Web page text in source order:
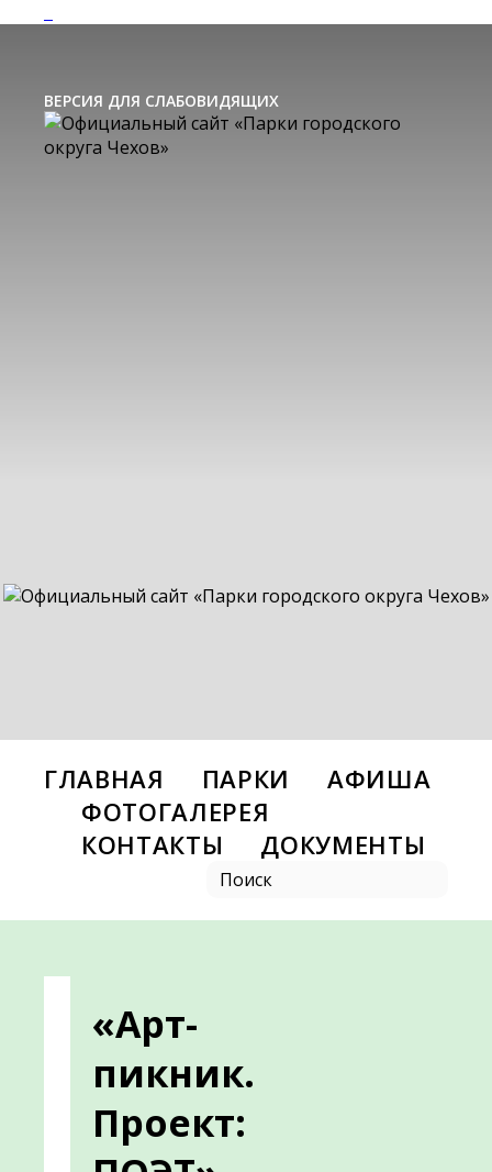
ВЕРСИЯ ДЛЯ СЛАБОВИДЯЩИХ
ГЛАВНАЯ ПАРКИ
АФИША
ФОТОГАЛЕРЕЯ
КОНТАКТЫ
ДОКУМЕНТЫ
«Арт-
пикник.
Проект: